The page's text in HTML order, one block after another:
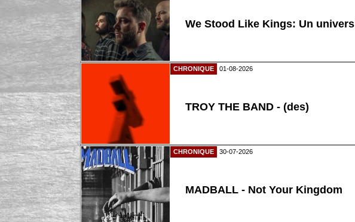
We Stood Like Kings: Un
CHRONIQUE 01-08-2026
TROY THE BAND - (des)
CHRONIQUE 30-07-2026
MADBALL - Not Your Kingdom